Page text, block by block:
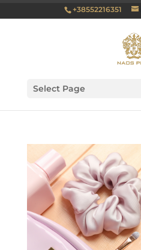
+38552216351
Select Page